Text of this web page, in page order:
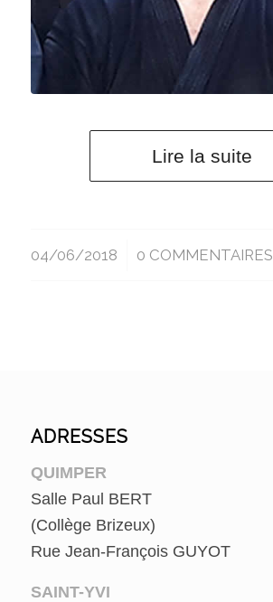
Lire la suite
04/06/2018
/ 0 COMMENTAIRES
/
ADRESSES
QUIMPER
Salle Paul BERT
(Collège Brizeux)
Rue Jean-François GUYOT
SAINT-YVI